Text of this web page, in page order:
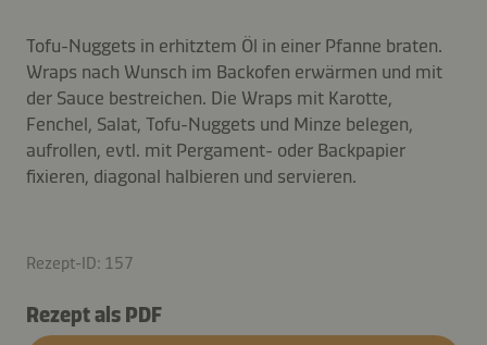
Tofu-Nuggets in erhitztem Öl in einer Pfanne braten.
Wraps nach Wunsch im Backofen erwärmen und mit
der Sauce bestreichen. Die Wraps mit Karotte,
Fenchel, Salat, Tofu-Nuggets und Minze belegen,
aufrollen, evtl. mit Pergament- oder Backpapier
fixieren, diagonal halbieren und servieren.
Rezept-ID: 157
Rezept als PDF